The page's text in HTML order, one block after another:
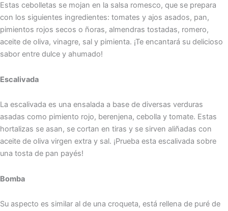
Estas cebolletas se mojan en la salsa romesco, que se prepara
con los siguientes ingredientes: tomates y ajos asados, pan,
pimientos rojos secos o ñoras, almendras tostadas, romero,
aceite de oliva, vinagre, sal y pimienta. ¡Te encantará su delicioso
sabor entre dulce y ahumado!
Escalivada
La escalivada es una ensalada a base de diversas verduras
asadas como pimiento rojo, berenjena, cebolla y tomate. Estas
hortalizas se asan, se cortan en tiras y se sirven aliñadas con
aceite de oliva virgen extra y sal. ¡Prueba esta escalivada sobre
una tosta de pan payés!
Bomba
Su aspecto es similar al de una croqueta, está rellena de puré de